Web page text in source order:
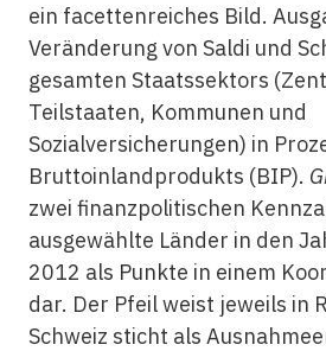
ein facettenreiches Bild.
Veränderung von Saldi und
gesamten Staatssektors
Teilstaaten, Kommunen und
Sozialversicherungen) in
Bruttoinlandprodukts (BIP).
zwei finanzpolitischen
ausgewählte Länder in den
2012 als Punkte in einem
dar. Der Pfeil weist jeweils in
Schweiz sticht als